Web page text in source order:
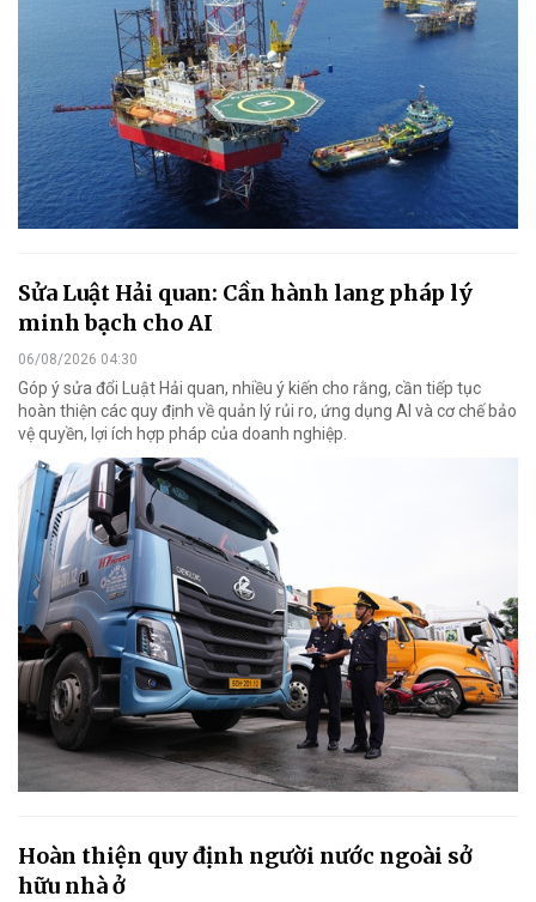
Sửa Luật Hải quan: Cần hành lang pháp lý
minh bạch cho AI
06/08/2026 04:30
Góp ý sửa đổi Luật Hải quan, nhiều ý kiến cho rằng, cần tiếp tục
hoàn thiện các quy định về quản lý rủi ro, ứng dụng AI và cơ chế bảo
vệ quyền, lợi ích hợp pháp của doanh nghiệp.
Hoàn thiện quy định người nước ngoài sở
hữu nhà ở